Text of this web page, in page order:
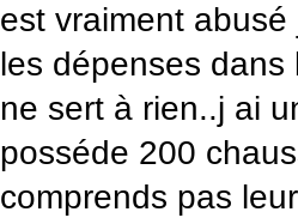
est vraiment
les dépenses
ne sert à rien..j ai
posséde 200
comprends pas